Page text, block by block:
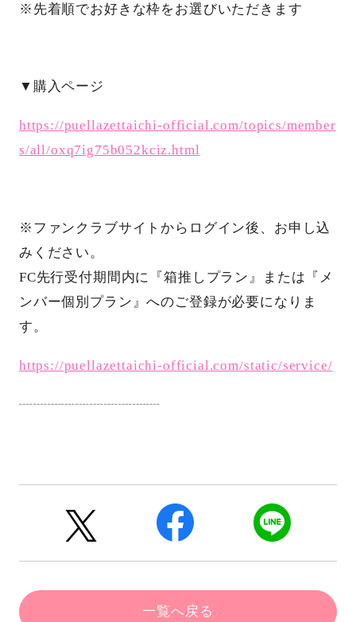
※先着順でお好きな枠をお選びいただきます
▼購入ページ
https://puellazettaichi-official.com/topics/member
s/all/oxq7ig75b052kciz.html
※ファンクラブサイトからログイン後、お申し込
みください。
FC先行受付期間内に『箱推しプラン』または『メ
ンバー個別プラン』へのご登録が必要になりま
す。
https://puellazettaichi-official.com/static/service/
┈┈┈┈┈┈┈┈┈┈
一覧へ戻る